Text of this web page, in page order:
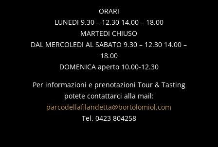
ORARI
LUNEDI 9.30 – 12.30 14.00 – 18.00
MARTEDI CHIUSO
DAL MERCOLEDI AL SABATO 9.30 – 12.30 14.00 –
18.00
DOMENICA aperto 10.00-12.30
Per informazioni e prenotazioni Tour & Tasting
potete contattarci alla mail:
parcodellafilandetta@bortolomiol.com
Tel. 0423 804258